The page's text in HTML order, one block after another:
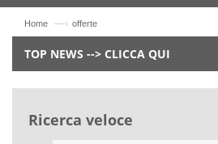
Home —› offerte
TOP NEWS --> CLICCA QUI
Ricerca veloce